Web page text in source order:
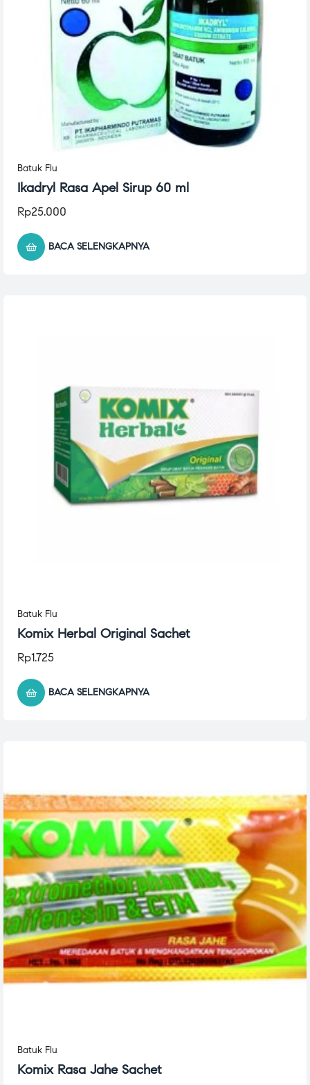
Batuk Flu
Ikadryl Rasa Apel Sirup 60 ml
Rp25.000
BACA SELENGKAPNYA
Batuk Flu
Komix Herbal Original Sachet
Rp1.725
BACA SELENGKAPNYA
Batuk Flu
Komix Rasa Jahe Sachet